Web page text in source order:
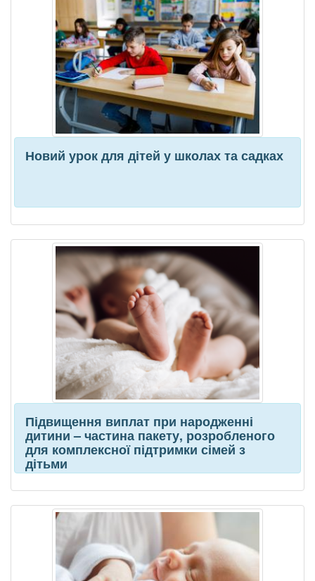
Новий урок для дітей у школах та садках
Підвищення виплат при народженні
дитини – частина пакету, розробленого
для комплексної підтримки сімей з
дітьми